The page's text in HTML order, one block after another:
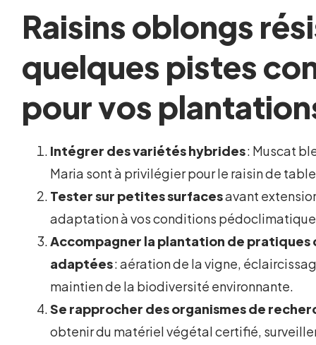
Raisins oblongs
quelques pistes
pour vos
Intégrer des variétés hybrides: Muscat
Maria sont à privilégier pour le raisin de
Tester sur petites surfacesavant
adaptation à vos conditions
Accompagner la plantation de pratiques
adaptées: aération de la vigne,
maintien de la biodiversité environnante.
Se rapprocher des organismes de
obtenir du matériel végétal certifié,